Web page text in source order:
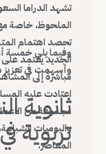
تشهد الدراما
الملحوظ، خاصة
تحصد اهتمام
الجديد يعتمد
مباشرة إلى
اعتادت عليه
مجموعة من
واليوميات
المعاصر.
وفيما يلي خمسة
وأسهمت في تعزيز
ثانوية
تربوية